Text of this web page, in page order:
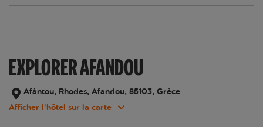
EXPLORER AFANDOU
Afántou, Rhodes, Afandou, 85103, Grèce
Afficher l’hôtel sur la carte